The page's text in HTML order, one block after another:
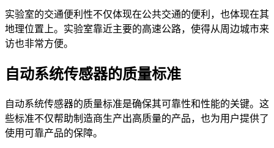
实验室的交通便利性不仅体现在公共交通的便利，也体现在其
地理位置上。实验室靠近主要的高速公路，使得从周边城市来
访也非常方便。
自动系统传感器的质量标准
自动系统传感器的质量标准是确保其可靠性和性能的关键。这
些标准不仅帮助制造商生产出高质量的产品，也为用户提供了
使用可靠产品的保障。